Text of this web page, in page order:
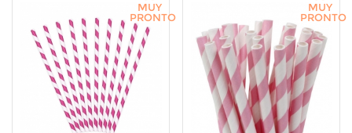
MUY
PRONTO
MUY
PRONTO